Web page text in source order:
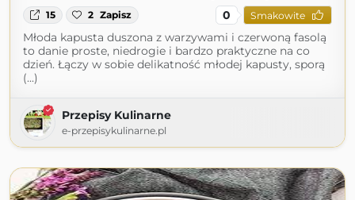
15 2 Zapisz 0 Smakowite
Młoda kapusta duszona z warzywami i czerwoną fasolą
to danie proste, niedrogie i bardzo praktyczne na co
dzień. Łączy w sobie delikatność młodej kapusty, sporą
(...)
Przepisy Kulinarne
e-przepisykulinarne.pl